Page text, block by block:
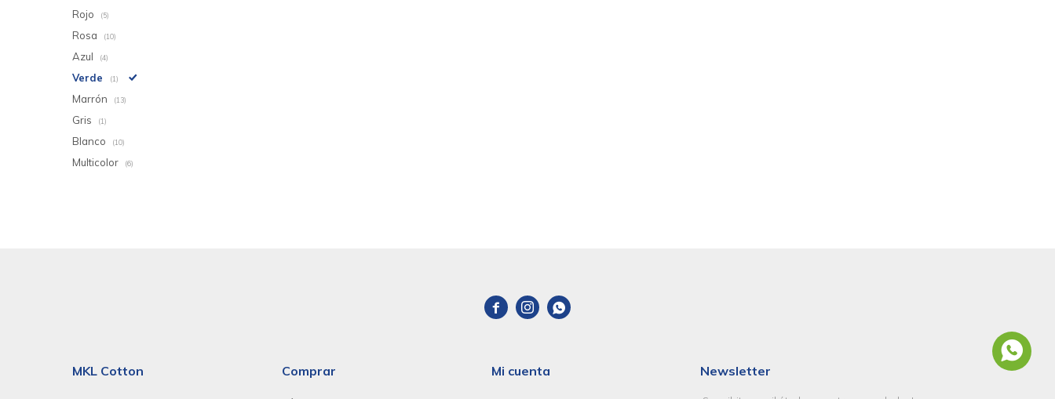
Rojo (5)
Rosa (10)
Azul (4)
Verde (1)
Marrón (13)
Gris (1)
Blanco (10)
Multicolor (6)
  
MKL Cotton Comprar Mi cuenta Newsletter